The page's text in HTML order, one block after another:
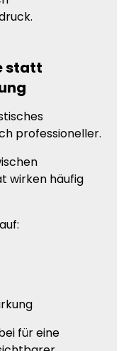
statt
professioneller.
wirken häufig
für eine